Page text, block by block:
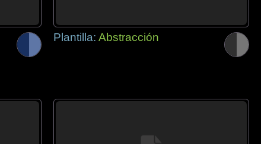
Plantilla: Abstracción